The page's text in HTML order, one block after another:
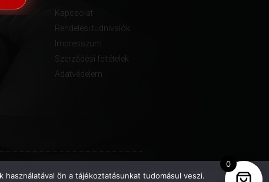
Kapcsolat
Rendelési tudnivalók
Impresszum
Szerződési feltételek
Adatvédelem
0
ön a tájékoztatásunkat tudomásul veszi.